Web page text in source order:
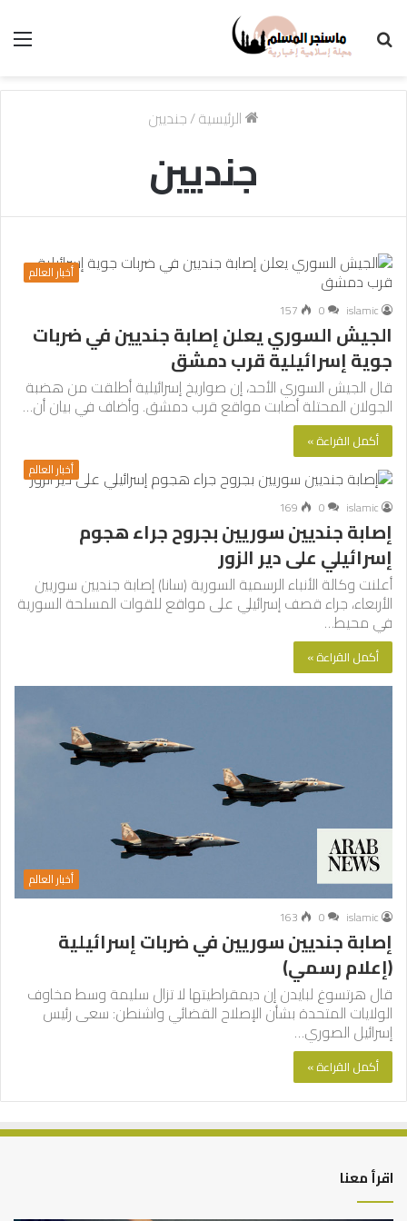
الرئيسية/جنديين
جنديين
أخبار العالم
islamic
0
157
الجيش السوري يعلن إصابة جنديين في ضربات
جوية إسرائيلية قرب دمشق
قال الجيش السوري الأحد، إن صواريخ إسرائيلية أطلقت من هضبة
الجولان المحتلة أصابت مواقع قرب دمشق. وأضاف في بيان أن…
أكمل القراءة »
أخبار العالم
islamic
0
169
إصابة جنديين سوريين بجروح جراء هجوم
إسرائيلي على دير الزور
أعلنت وكالة الأنباء الرسمية السورية (سانا) إصابة جنديين سوريين
الأربعاء، جراء قصف إسرائيلي على مواقع للقوات المسلحة السورية
في محيط…
أكمل القراءة »
أخبار العالم
islamic
0
163
إصابة جنديين سوريين في ضربات إسرائيلية
(إعلام رسمي)
قال هرتسوغ لبايدن إن ديمقراطيتها لا تزال سليمة وسط مخاوف
الولايات المتحدة بشأن الإصلاح القضائي واشنطن: سعى رئيس
إسرائيل الصوري…
أكمل القراءة »
اقرأ معنا